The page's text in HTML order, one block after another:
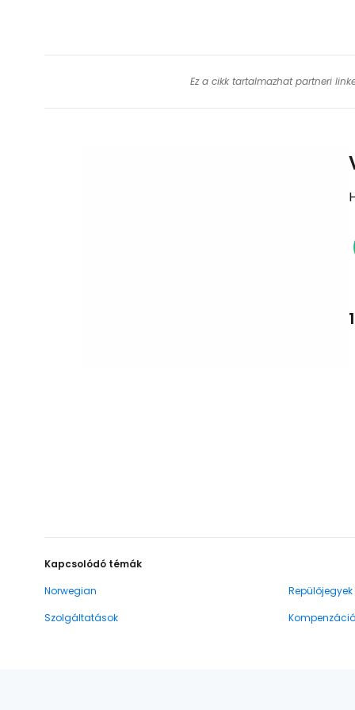
Ez a cikk tartalmazhat partneri
Kapcsolódó témák
Norwegian
Repülőjegyek
Szolgáltatások
Kompenzáció